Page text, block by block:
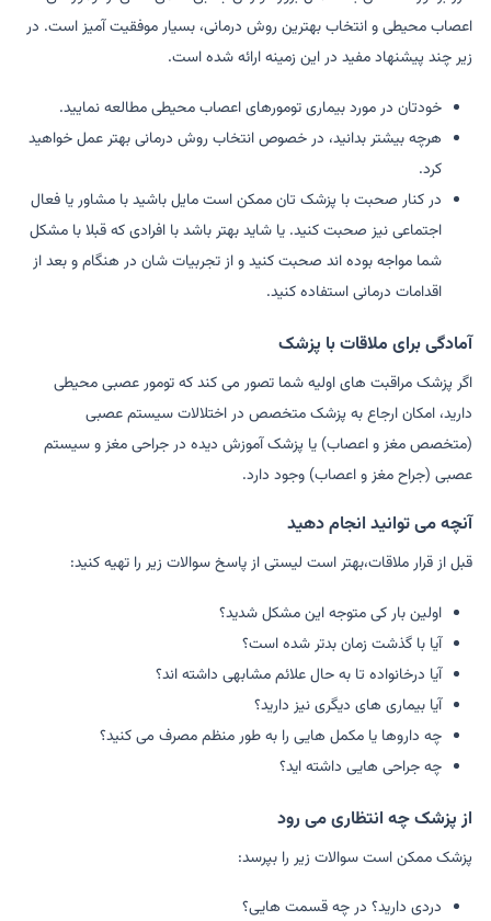
اعصاب محیطی و انتخاب بهترین روش درمانی، بسیار موفقیت آمیز است. در
زیر چند پیشنهاد مفید در این زمینه ارائه شده است.
خودتان در مورد بیماری تومورهای اعصاب محیطی مطالعه نمایید.
هرچه بیشتر بدانید، در خصوص انتخاب روش درمانی بهتر عمل خواهید
کرد.
در کنار صحبت با پزشک تان ممکن است مایل باشید با مشاور یا فعال
اجتماعی نیز صحبت کنید. یا شاید بهتر باشد با افرادی که قبلا با مشکل
شما مواجه بوده اند صحبت کنید و از تجربیات شان در هنگام و بعد از
اقدامات درمانی استفاده کنید.
آمادگی برای ملاقات با پزشک
اگر پزشک مراقبت های اولیه شما تصور می کند که تومور عصبی محیطی
دارید، امکان ارجاع به پزشک متخصص در اختلالات سیستم عصبی
(متخصص مغز و اعصاب) یا پزشک آموزش دیده در جراحی مغز و سیستم
عصبی (جراح مغز و اعصاب) وجود دارد.
آنچه می توانید انجام دهید
قبل از قرار ملاقات،بهتر است لیستی از پاسخ سوالات زیر را تهیه کنید:
اولین بار کی متوجه این مشکل شدید؟
آیا با گذشت زمان بدتر شده است؟
آیا درخانواده تا به حال علائم مشابهی داشته اند؟
آیا بیماری های دیگری نیز دارید؟
چه داروها یا مکمل هایی را به طور منظم مصرف می کنید؟
چه جراحی هایی داشته اید؟
از پزشک چه انتظاری می رود
پزشک ممکن است سوالات زیر را بپرسد:
دردی دارید؟ در چه قسمت هایی؟